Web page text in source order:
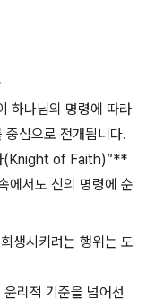
하나님의 명령에 따라
중심으로 전개됩니다.
(Knight of Faith)”**
에서도 신의 명령에 순
생시키려는 행위는 도
리적 기준을 넘어선